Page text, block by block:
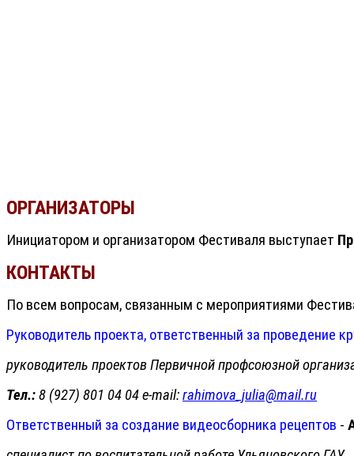
ОРГАНИЗАТОРЫ
Инициатором и организатором Фестиваля выступает
КОНТАКТЫ
По всем вопросам, связанным с мероприятиями
Руководитель проекта, ответственный за проведение
руководитель проектов Первичной профсоюзной
Тел.:8 (927) 801 04 04 e-mail:rahimova_julia@mail.ru
Ответственный за создание видеосборника рецептов -